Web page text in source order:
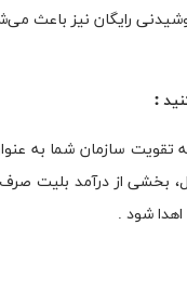
رایگان نیز باعث
تقویت سازمان شما به
بخشی از درآمد بلیت
شود .